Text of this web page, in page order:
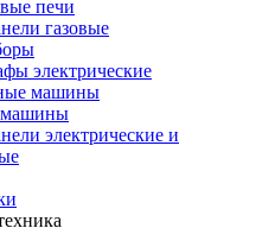
печи
газовые
электрические
машины
машины
электрические и